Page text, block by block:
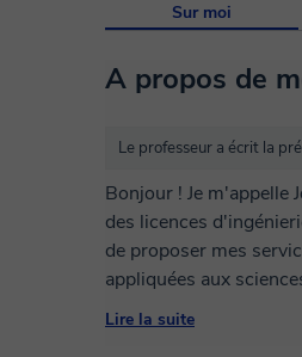
Sur moi
A propos de
Le professeur a écrit la
Bonjour ! Je m'appelle
des licences
de proposer mes
appliquées aux
préparer aux examens
Lire la suite